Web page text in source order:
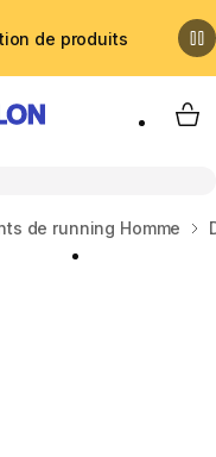
de produits
My
de running Homme